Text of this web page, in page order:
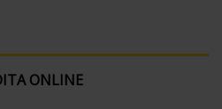
ONLINE